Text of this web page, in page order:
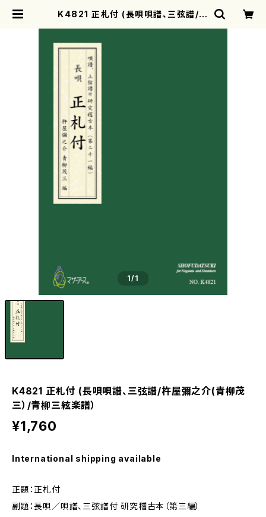
K4821 正札付 (長唄唄譜、三弦譜/杵
1/1
K4821 正札付 (長唄唄譜、三弦譜/杵屋彌之介(青柳茂
三）/青柳三絃楽譜）
¥1,760
International shipping available
正題：正札付
副題：長唄／唄譜、三弦譜付 研究稽古本（第三編）